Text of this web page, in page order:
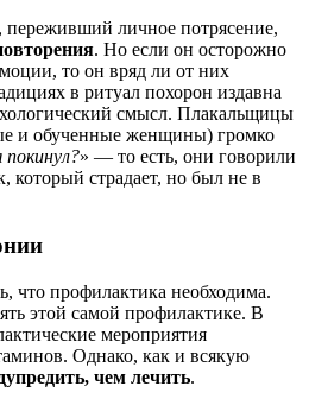
личное потрясение,
. Но если он осторожно
то он вряд ли от них
в ритуал похорон издавна
смысл. Плакальщицы
и обученные женщины) громко
» — то есть, они говорили
который страдает, но был не в
что профилактика необходима.
этой самой профилактике. В
мероприятия
Однако, как и всякую
чем лечить.